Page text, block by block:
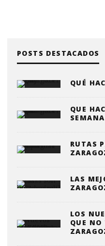
POSTS DESTACADOS
QUÉ
QUE
SEMANA
RUTAS
LAS
LOS
QUE NO